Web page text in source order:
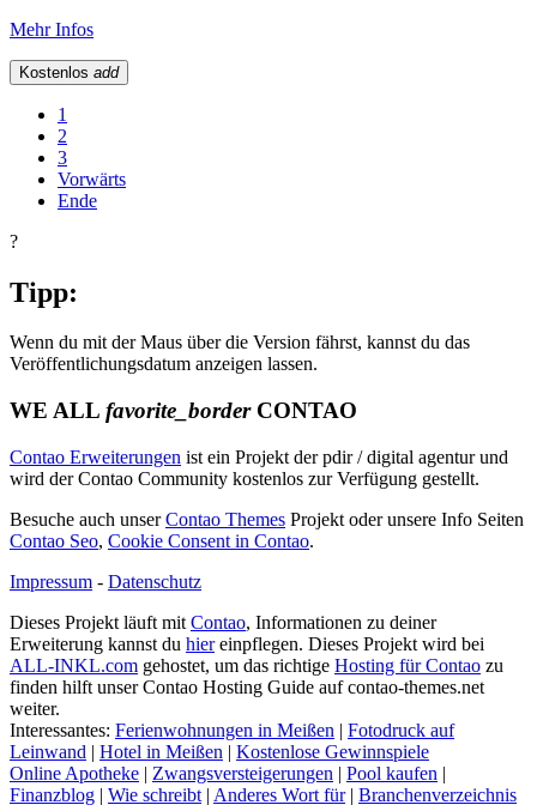
Mehr Infos
Kostenlos add
1
2
3
Vorwärts
Ende
?
Tipp:
Wenn du mit der Maus über die Version fährst, kannst du das
Veröffentlichungsdatum anzeigen lassen.
WE ALL favorite_borderCONTAO
Contao Erweiterungen ist ein Projekt der pdir / digital agentur und
wird der Contao Community kostenlos zur Verfügung gestellt.
Besuche auch unserContao Themes Projekt oder unsere Info Seiten
Contao Seo, Cookie Consent in Contao.
Impressum - Datenschutz
Dieses Projekt läuft mit Contao, Informationen zu deiner
Erweiterung kannst du hiereinpflegen. Dieses Projekt wird bei
ALL-INKL.com gehostet, um das richtige Hosting für Contao zu
finden hilft unser Contao Hosting Guide auf contao-themes.net
weiter.
Interessantes: Ferienwohnungen in Meißen | Fotodruck auf
Leinwand | Hotel in Meißen | Kostenlose Gewinnspiele
Online Apotheke | Zwangsversteigerungen | Pool kaufen |
Finanzblog | Wie schreibt | Anderes Wort für| Branchenverzeichnis